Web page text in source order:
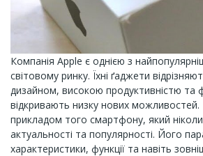
Компанія Apple є однією з
світовому ринку. Їхні ґаджети
дизайном, високою продуктивністю та
відкривають низку нових можливостей.
прикладом того смартфону, який
актуальності та популярності. Його
характеристики, функції та навіть